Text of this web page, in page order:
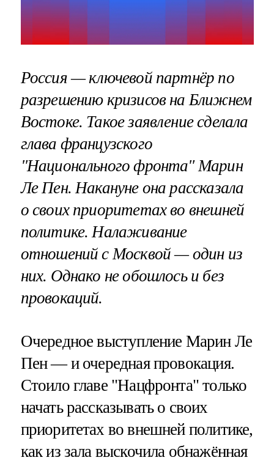
Россия — ключевой партнёр по
разрешению кризисов на Ближнем
Востоке. Такое заявление сделала
глава французского
"Национального фронта" Марин
Ле Пен. Накануне она рассказала
о своих приоритетах во внешней
политике. Налаживание
отношений с Москвой — один из
них. Однако не обошлось и без
провокаций.
Очередное выступление Марин Ле
Пен — и очередная провокация.
Стоило главе "Нацфронта" только
начать рассказывать о своих
приоритетах во внешней политике,
как из зала выскочила обнажённая